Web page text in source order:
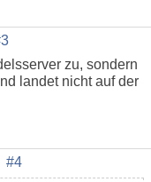
zu, sondern
landet nicht auf der
#4